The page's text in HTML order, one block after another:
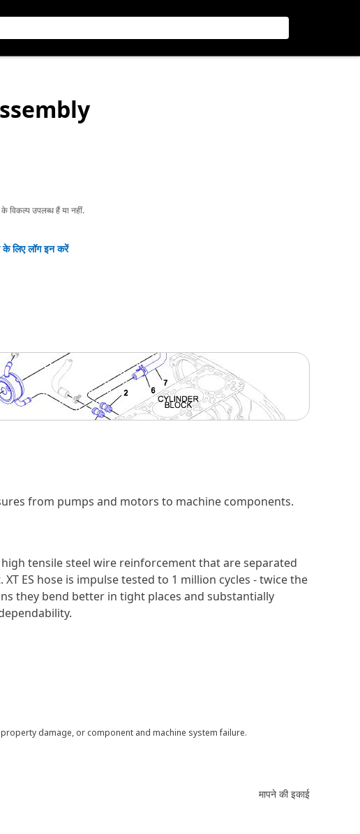
विकल्प उपलब्ध हैं या नहीं.
लिए लॉग इन करें
from pumps and motors to machine components.
tensile steel wire reinforcement that are separated
ES hose is impulse tested to 1 million cycles - twice the
they bend better in tight places and substantially
damage, or component and machine system failure.
मापने की इकाई